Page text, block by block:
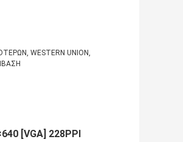
WESTERN UNION,
[VGA] 228PPI